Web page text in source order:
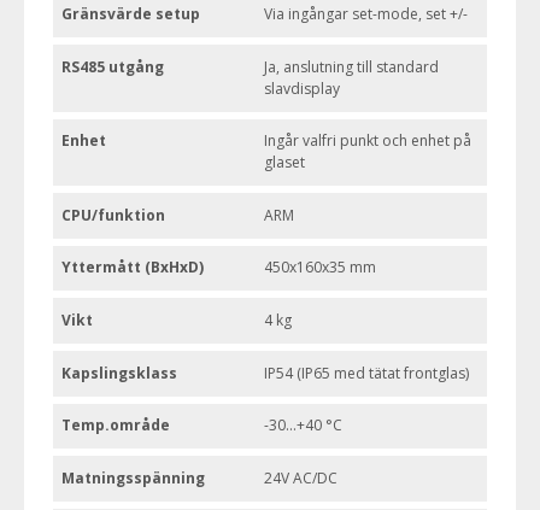
Gränsvärde setup Via ingångar set-mode, set +/-
RS485 utgång
Ja, anslutning till standard
slavdisplay
Enhet
Ingår valfri punkt och enhet på
glaset
CPU/funktion ARM
Yttermått (BxHxD) 450x160x35 mm
Vikt 4 kg
Kapslingsklass IP54 (IP65 med tätat frontglas)
Temp.område -30...+40 °C
Matningsspänning 24V AC/DC